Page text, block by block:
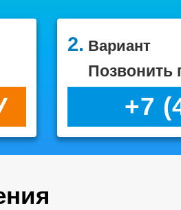
2. Вариант
Позвонить
+7